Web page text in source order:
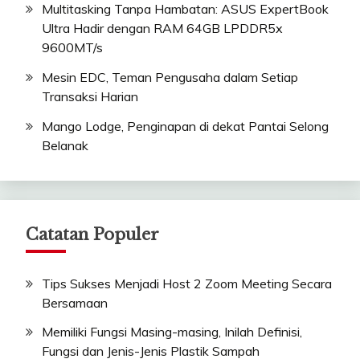
Multitasking Tanpa Hambatan: ASUS ExpertBook
Ultra Hadir dengan RAM 64GB LPDDR5x
9600MT/s
Mesin EDC, Teman Pengusaha dalam Setiap
Transaksi Harian
Mango Lodge, Penginapan di dekat Pantai Selong
Belanak
Catatan Populer
Tips Sukses Menjadi Host 2 Zoom Meeting Secara
Bersamaan
Memiliki Fungsi Masing-masing, Inilah Definisi,
Fungsi dan Jenis-Jenis Plastik Sampah